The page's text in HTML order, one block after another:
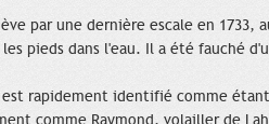
par une dernière escale en 1733,
les pieds dans l'eau. Il a été fauché
rapidement identifié comme